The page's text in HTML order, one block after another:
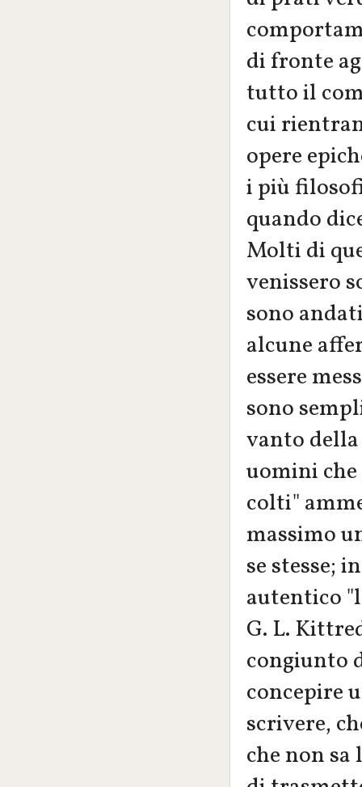
di fronte
tutto il
cui
opere
i più
quando
Molti di
venissero
sono
alcune
essere
sono
vanto
uomini
colti"
massimo
se stesse;
autentico
G. L.
congiunto
concepire
scrivere,
che non